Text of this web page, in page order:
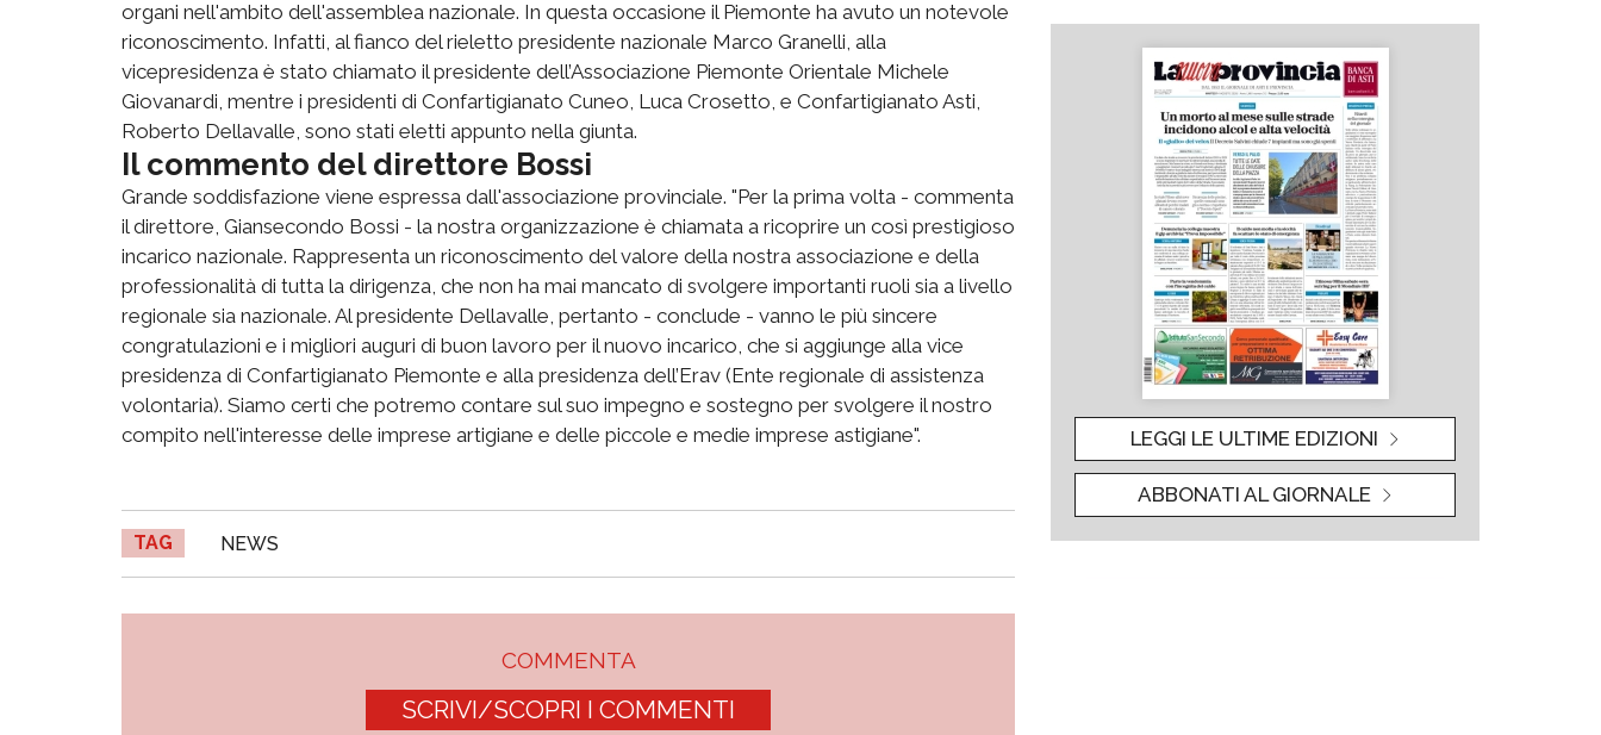
organi nell'ambito dell'assemblea nazionale. In questa occasione il Piemonte ha avuto un notevole
riconoscimento. Infatti, al fianco del rieletto presidente nazionale Marco Granelli, alla
vicepresidenza è stato chiamato il presidente dell’Associazione Piemonte Orientale Michele
Giovanardi, mentre i presidenti di Confartigianato Cuneo, Luca Crosetto, e Confartigianato Asti,
Roberto Dellavalle, sono stati eletti appunto nella giunta.
Il commento del direttore Bossi
Grande soddisfazione viene espressa dall'associazione provinciale. "Per la prima volta - commenta
il direttore, Giansecondo Bossi - la nostra organizzazione è chiamata a ricoprire un così prestigioso
incarico nazionale. Rappresenta un riconoscimento del valore della nostra associazione e della
professionalità di tutta la dirigenza, che non ha mai mancato di svolgere importanti ruoli sia a livello
regionale sia nazionale. Al presidente Dellavalle, pertanto - conclude - vanno le più sincere
congratulazioni e i migliori auguri di buon lavoro per il nuovo incarico, che si aggiunge alla vice
presidenza di Confartigianato Piemonte e alla presidenza dell’Erav (Ente regionale di assistenza
volontaria). Siamo certi che potremo contare sul suo impegno e sostegno per svolgere il nostro
compito nell'interesse delle imprese artigiane e delle piccole e medie imprese astigiane".
TAG NEWS
COMMENTA
SCRIVI/SCOPRI I COMMENTI
LEGGI LE ULTIME EDIZIONI
ABBONATI AL GIORNALE